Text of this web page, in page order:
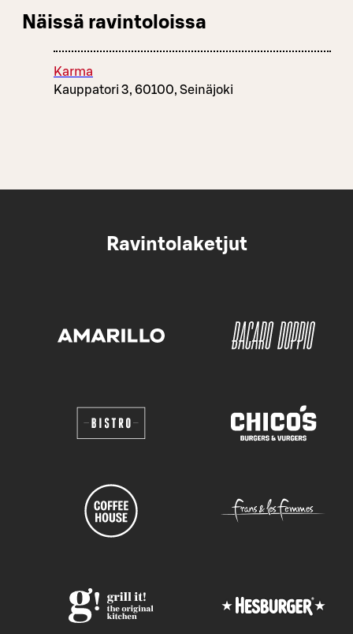
Näissä ravintoloissa
Karma
Kauppatori 3, 60100, Seinäjoki
Ravintolaketjut